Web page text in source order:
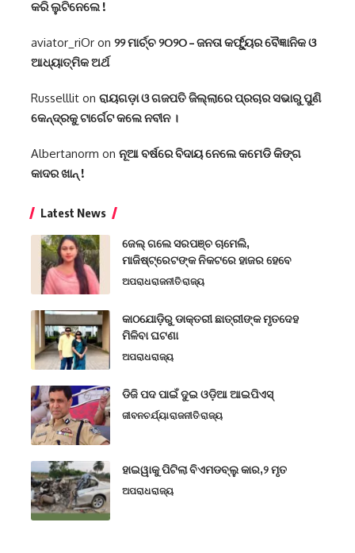
କରି ଲୁଟିନେଲେ !
aviator_riOr on ୨୨ ମାର୍ଚ୍ଚ ୨୦୨୦ – ଜନତା କର୍ଫ୍ୟୁର ବୈଜ୍ଞାନିକ ଓ
ଆଧ୍ୟାତ୍ମିକ ଅର୍ଥ
Russelllit on ରାୟଗଡ଼ା ଓ ଗଜପତି ଜିଲ୍ଲାରେ ପ୍ରଚାର ସଭାରୁ ପୁଣି
କେନ୍ଦ୍ରକୁ ଟାର୍ଗେଟ କଲେ ନବୀନ ।
Albertanorm on ନୂଆ ବର୍ଷରେ ବିଦାୟ ନେଲେ କମେଡି କିଙ୍ଗ
କାଦର ଖାନ୍ !
Latest News
ଜେଲ୍ ଗଲେ ସରପଞ୍ଚ ଚାମେଲି,
ମାଜିଷ୍ଟ୍ରେଟଙ୍କ ନିକଟରେ ହାଜର ହେବେ
ଅପରାଧରାଜନୀତିରାଜ୍ୟ
କାଠଯୋଡ଼ିରୁ ଡାକ୍ତରୀ ଛାତ୍ରୀଙ୍କ ମୃତଦେହ
ମିଳିବା ଘଟଣା
ଅପରାଧରାଜ୍ୟ
ଡିଜି ପଦ ପାଇଁ ଦୁଇ ଓଡ଼ିଆ ଆଇପିଏସ୍
ଜୀବନଚର୍ଯ୍ୟାରାଜନୀତିରାଜ୍ୟ
ହାଇୱାକୁ ପିଟିଲା ବିଏମଡବ୍ଲୁ କାର,୨ ମୃତ
ଅପରାଧରାଜ୍ୟ